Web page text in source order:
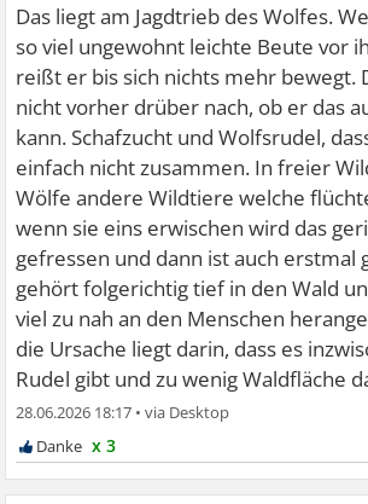
Das liegt am Jagdtrieb des Wolfes.
so viel ungewohnt leichte Beute vor
reißt er bis sich nichts mehr bewegt.
nicht vorher drüber nach, ob er das
kann. Schafzucht und Wolfsrudel,
einfach nicht zusammen. In freier
Wölfe andere Wildtiere welche
wenn sie eins erwischen wird das
gefressen und dann ist auch erstmal
gehört folgerichtig tief in den Wald
viel zu nah an den Menschen
die Ursache liegt darin, dass es
Rudel gibt und zu wenig Waldfläche
28.06.2026 18:17 •
x 3